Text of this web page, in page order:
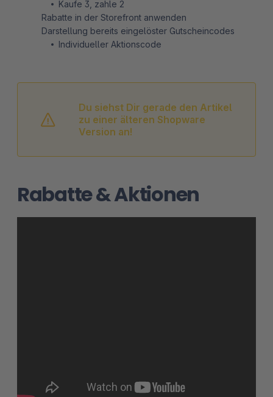
Du siehst Dir gerade den Artikel
zu einer älteren Shopware
Version an!
Rabatte & Aktionen
Kaufe 3, zahle 2
Rabatte in der Storefront anwenden
Darstellung bereits eingelöster Gutscheincodes
Individueller Aktionscode